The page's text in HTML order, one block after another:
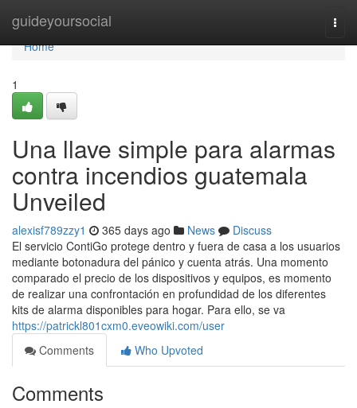
guideyoursocial
Home
Home
1
Una llave simple para alarmas
contra incendios guatemala
Unveiled
alexisf789zzy1 365 days ago News
Discuss
El servicio ContiGo protege dentro y fuera de casa a los usuarios
mediante botonadura del pánico y cuenta atrás. Una momento
comparado el precio de los dispositivos y equipos, es momento
de realizar una confrontación en profundidad de los diferentes
kits de alarma disponibles para hogar. Para ello, se va
https://patrickl801cxm0.eveowiki.com/user
Comments
Who Upvoted
Comments